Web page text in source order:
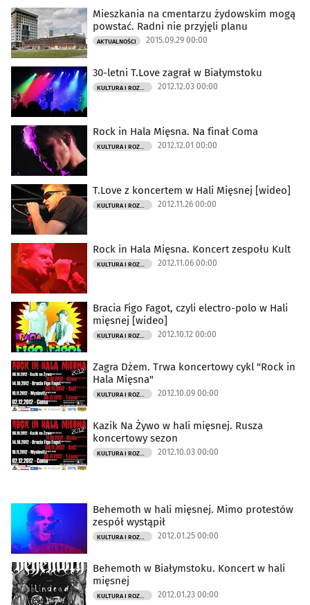
Mieszkania na cmentarzu żydowskim mogą
powstać. Radni nie przyjęli planu
AKTUALNOŚCI 2015.09.29 00:00
30-letni T.Love zagrał w Białymstoku
2012.12.03 00:00
Rock in Hala Mięsna. Na finał Coma
2012.12.01 00:00
T.Love z koncertem w Hali Mięsnej [wideo]
2012.11.26 00:00
Rock in Hala Mięsna. Koncert zespołu Kult
2012.11.06 00:00
Bracia Figo Fagot, czyli electro-polo w Hali
mięsnej [wideo]
2012.10.12 00:00
Zagra Dżem. Trwa koncertowy cykl "Rock in
Hala Mięsna"
2012.10.09 00:00
Kazik Na Żywo w hali mięsnej. Rusza
koncertowy sezon
2012.10.03 00:00
Behemoth w hali mięsnej. Mimo protestów
zespół wystąpił
2012.01.25 00:00
Behemoth w Białymstoku. Koncert w hali
mięsnej
2012.01.23 00:00